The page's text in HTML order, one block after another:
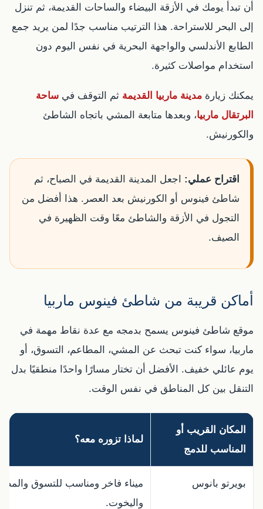
أن تبدأ يومك في الأزقة البيضاء والساحات القديمة، ثم تنزل
إلى البحر للاستراحة. هذا الترتيب مناسب جدًا لمن يريد جمع
الطابع الأندلسي والواجهة البحرية في نفس اليوم دون
استخدام مواصلات كثيرة.
يمكنك زيارة مدينة ماربيا القديمة ثم التوقف في ساحة
البرتقال ماربيا، وبعدها متابعة المشي باتجاه الشاطئ
والكورنيش.
اقتراح عملي: اجعل المدينة القديمة في الصباح، ثم
شاطئ فينوس أو الكورنيش بعد العصر. هذا أفضل من
التجول في الأزقة والشاطئ معًا وقت الظهيرة في
الصيف.
أماكن قريبة من شاطئ فينوس ماربيا
موقع شاطئ فينوس يسمح بدمجه مع عدة نقاط مهمة في
ماربيا، سواء كنت تبحث عن المشي، المطاعم، التسوق، أو
يوم عائلي خفيف. الأفضل أن تختار مسارًا واحدًا منطقيًا بدل
التنقل بين كل المناطق في نفس الوقت.
المكان القريب أو
المناسب للدمج
لماذا تزوره معه؟
بويرتو بانوس
ميناء فاخر ومناسب للتسوق
واليخوت.